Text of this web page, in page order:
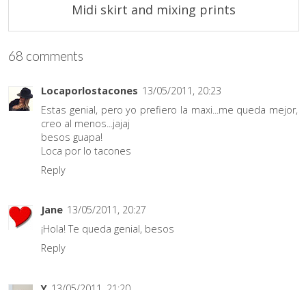
Midi skirt and mixing prints
68 comments
Locaporlostacones 13/05/2011, 20:23
Estas genial, pero yo prefiero la maxi...me queda mejor,
creo al menos...jajaj
besos guapa!
Loca por lo tacones
Reply
Jane 13/05/2011, 20:27
¡Hola! Te queda genial, besos
Reply